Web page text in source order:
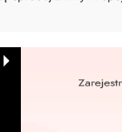
NAS NA